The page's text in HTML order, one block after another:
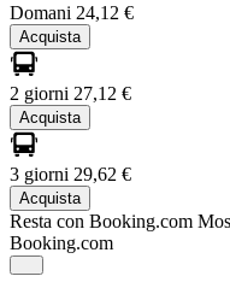
Domani 24,12 €
Acquista
2 giorni 27,12 €
Acquista
3 giorni 29,62 €
Acquista
Resta con Booking.com
Booking.com